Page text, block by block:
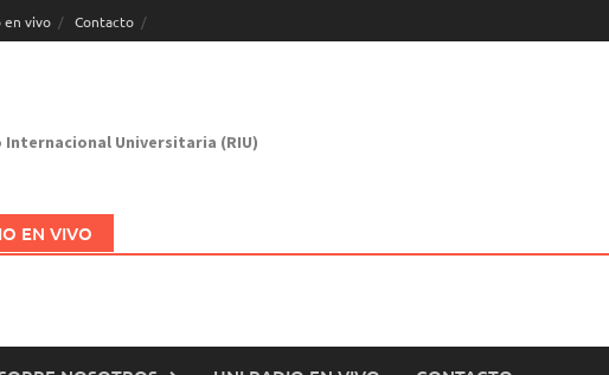
en vivo Contacto
Internacional Universitaria (RIU)
EN VIVO